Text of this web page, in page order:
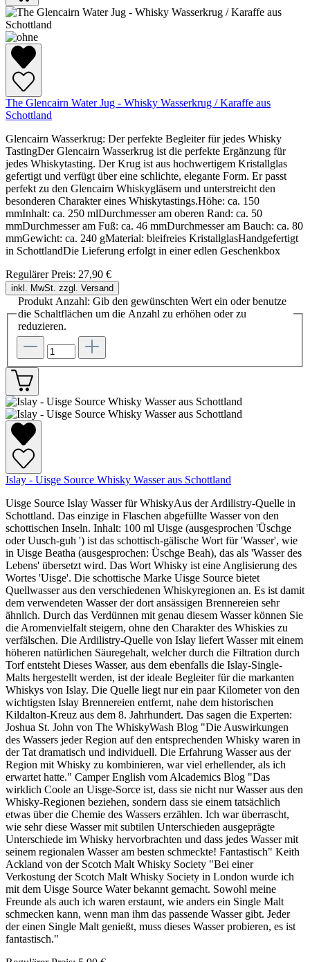
The Glencairn Water Jug - Whisky Wasserkrug / Karaffe aus
Schottland
Glencairn Wasserkrug: Der perfekte Begleiter für jedes Whisky
TastingDer Glencairn Wasserkrug ist die perfekte Ergänzung für
jedes Whiskytasting. Der Krug ist aus hochwertigem Kristallglas
gefertigt und verfügt über eine schlichte, elegante Form. Er passt
perfekt zu den Glencairn Whiskygläsern und unterstreicht den
besonderen Charakter eines Whiskytastings.Höhe: ca. 150
mmInhalt: ca. 250 mlDurchmesser am oberen Rand: ca. 50
mmDurchmesser am Fuß: ca. 46 mmDurchmesser am Bauch: ca. 80
mmGewicht: ca. 240 gMaterial: bleifreies KristallglasHandgefertigt
in SchottlandDie Lieferung erfolgt in einer edlen Geschenkbox
Regulärer Preis: 27,90 €
inkl. MwSt. zzgl. Versand
Produkt Anzahl: Gib den gewünschten Wert ein oder benutze
die Schaltflächen um die Anzahl zu erhöhen oder zu
reduzieren.
Islay - Uisge Source Whisky Wasser aus Schottland
Uisge Source Islay Wasser für WhiskyAus der Ardilistry-Quelle in
Schottland. Das einzige in Flaschen abgefüllte Wasser von den
schottischen Inseln. Inhalt: 100 ml Uisge (ausgesprochen 'Üschge
oder Uusch-guh ') ist das schottisch-gälische Wort für 'Wasser', wie
in Uisge Beatha (ausgesprochen: Üschge Beah), das als 'Wasser des
Lebens' übersetzt wird. Das Wort Whisky ist eine Anglisierung des
Wortes 'Uisge'. Die schottische Marke Uisge Source bietet
Quellwasser aus den verschiedenen Whiskyregionen an. Es ist damit
dem verwendeten Wasser der dort ansässigen Brennereien sehr
ähnlich. Durch das Verdünnen mit genau diesem Wasser können Sie
die Aromenvielfalt steigern, ohne den Charakter des Whiskies zu
verfälschen. Die Ardilistry-Quelle von Islay liefert Wasser mit einem
höheren natürlichen Säuregehalt, welcher durch die Filtration durch
Torf entsteht Dieses Wasser, aus dem ebenfalls die Islay-Single-
Malts hergestellt werden, ist der ideale Begleiter für die markanten
Whiskys von Islay. Die Quelle liegt nur ein paar Kilometer von den
wichtigsten Islay Brennereien entfernt, nahe dem historischen
Kildalton-Kreuz aus dem 8. Jahrhundert. Das sagen die Experten:
Joshua St. John von The WhiskyWash Blog "Die Auswirkungen
des Wassers jeder Region auf den entsprechenden Whisky waren in
der Tat dramatisch und individuell. Die Erfahrung Wasser aus der
Region mit Whisky zu kombinieren, war viel erhellender, als ich
erwartet hatte." Camper English vom Alcademics Blog "Das
wirklich Coole an Uisge-Sorce ist, dass sie nicht nur Wasser aus den
Whisky-Regionen beziehen, sondern dass sie einem tatsächlich
etwas über die Chemie des Wassers erzählen. Ich war überrascht,
wie sehr diese Wasser mit subtilen Unterschieden ausgeprägte
Unterschiede im Whisky hervorbrachten und dass jedes Wasser mit
seinem regionalen Wasser am besten schmeckte! Fantastisch" Keith
Ackland von der Scotch Malt Whisky Society "Bei einer
Verkostung der Scotch Malt Whisky Society in London wurde ich
mit dem Uisge Source Water bekannt gemacht. Sowohl meine
Freunde als auch ich waren erstaunt, wie anders ein Single Malt
schmecken kann, wenn man ihm das passende Wasser gibt. Jeder
der einen Single Malt genießt, muss dieses Wasser probieren, es ist
fantastisch."